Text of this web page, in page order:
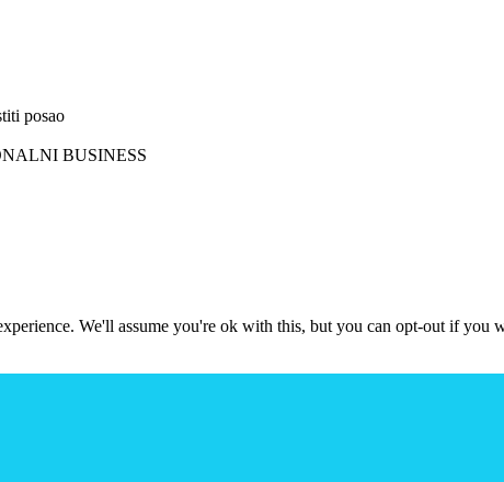
posao
BUSINESS
We'll assume you're ok with this, but you can opt-out if you